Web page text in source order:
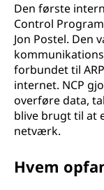
Den første
Control
Jon Postel. Den
forbundet til
internet. NCP
overføre data,
blive brugt til at
netværk.
Hvem